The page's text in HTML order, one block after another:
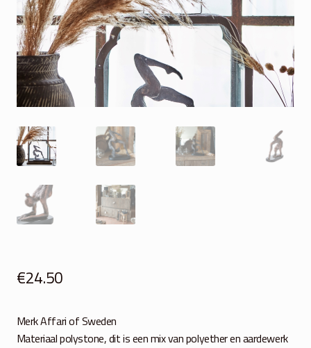
€24.50
Merk Affari of Sweden
Materiaal polystone, dit is een mix van polyether en aardewerk